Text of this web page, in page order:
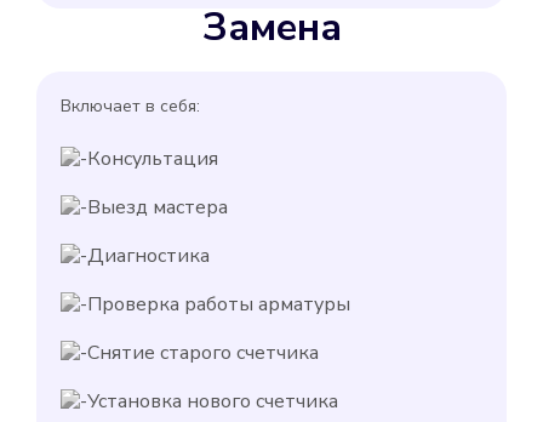
Замена
Включает в себя:
Консультация
Выезд мастера
Диагностика
Проверка работы арматуры
Снятие старого счетчика
Установка нового счетчика